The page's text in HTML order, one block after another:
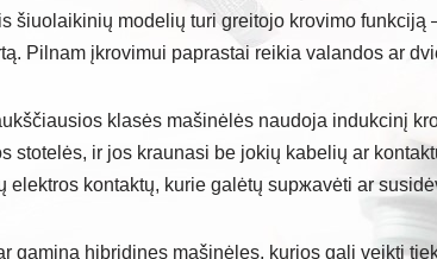
šiuolaikinių modelių turi greitojo krovimo funkciją
Pilnam įkrovimui paprastai reikia valandos ar
klasės mašinėlės naudoja indukcinį
stotelės, ir jos kraunasi be jokių kabelių ar
elektros kontaktų, kurie galėtų suржаvėti ar
gamina hibridines mašinėles, kurios gali veikti